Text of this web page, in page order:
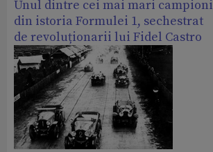
Unul dintre cei mai mari campioni
din istoria Formulei 1, sechestrat
de revoluționarii lui Fidel Castro